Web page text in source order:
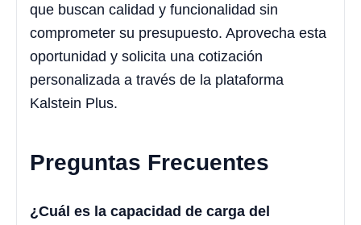
que buscan calidad y funcionalidad sin
comprometer su presupuesto. Aprovecha esta
oportunidad y solicita una cotización
personalizada a través de la plataforma
Kalstein Plus.
Preguntas Frecuentes
¿Cuál es la capacidad de carga del